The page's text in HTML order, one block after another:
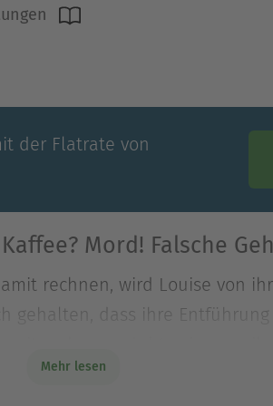
der Flatrate von
Mord! Falsche
rechnen, wird Louise von
gehalten, dass ihre
gehalten, dass ihre Entführung
Mehr lesen